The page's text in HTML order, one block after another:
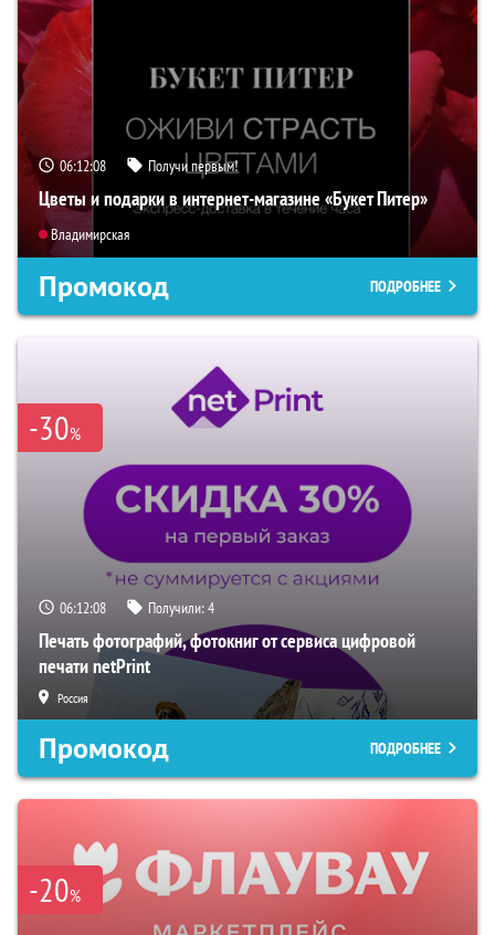
06:12:07 Получи первым!
Цветы и подарки в интернет-магазине «Букет Питер»
Владимирская
Промокод ПОДРОБНЕЕ
-30%
06:12:07 Получили:4
Печать фотографий, фотокниг от сервиса цифровой
печати netPrint
Россия
Промокод ПОДРОБНЕЕ
-20%